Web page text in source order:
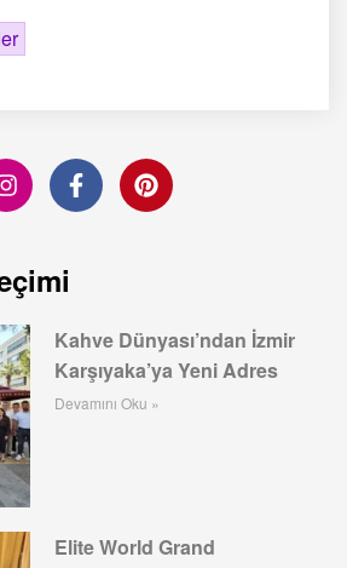
Kahve Dünyası’ndan İzmir
Karşıyaka’ya Yeni Adres
Devamını Oku »
Elite World Grand